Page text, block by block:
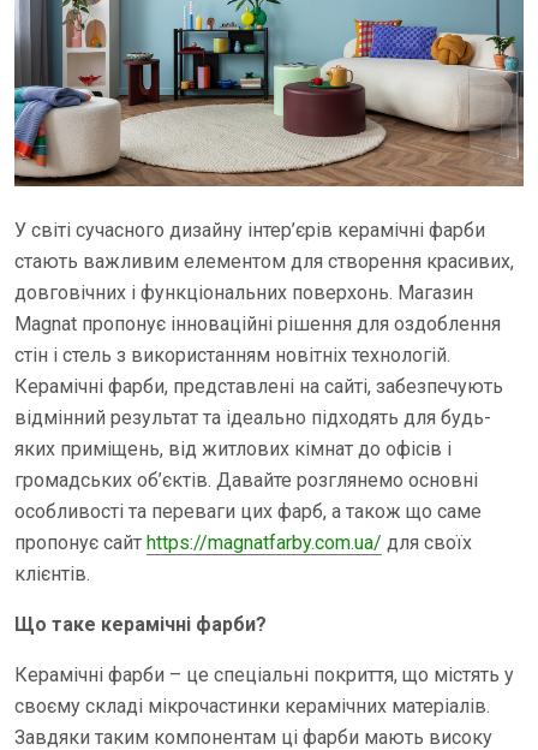
У світі сучасного дизайну інтер’єрів керамічні фарби
стають важливим елементом для створення красивих,
довговічних і функціональних поверхонь. Магазин
Magnat пропонує інноваційні рішення для оздоблення
стін і стель з використанням новітніх технологій.
Керамічні фарби, представлені на сайті, забезпечують
відмінний результат та ідеально підходять для будь-
яких приміщень, від житлових кімнат до офісів і
громадських об’єктів. Давайте розглянемо основні
особливості та переваги цих фарб, а також що саме
пропонує сайт https://magnatfarby.com.ua/ для своїх
клієнтів.
Що таке керамічні фарби?
Керамічні фарби – це спеціальні покриття, що містять у
своєму складі мікрочастинки керамічних матеріалів.
Завдяки таким компонентам ці фарби мають високу